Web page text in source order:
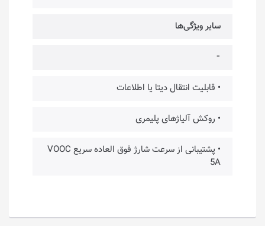
سایر ویژگی‌ها
⁃
• قابلیت انتقال دیتا یا اطلاعات
• روکش آلیاژهای پلیمری
• پشتیبانی از سرعت شارژ فوق العاده سریع VOOC
5A